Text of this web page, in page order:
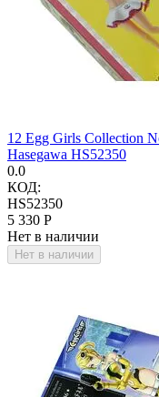
12 Egg Girls Collection
Hasegawa HS52350
0.0
КОД:
HS52350
5 330 Р
Нет в наличии
Нет в наличии